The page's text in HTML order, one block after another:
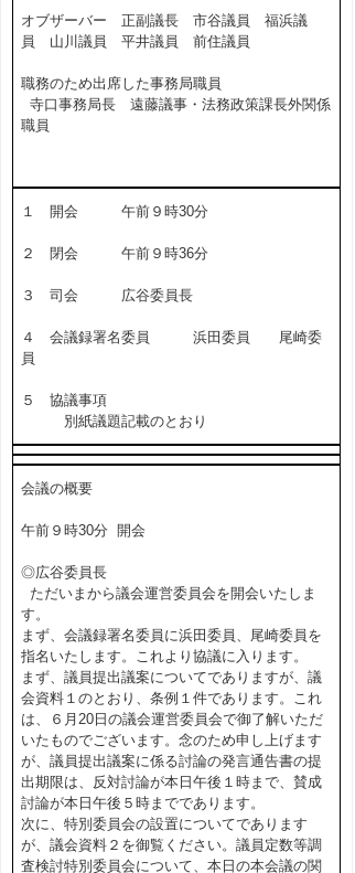
オブザーバー 正副議長 市谷議員 福浜議
員 山川議員 平井議員 前住議員
職務のため出席した事務局職員
寺口事務局長 遠藤議事・法務政策課長外関係
職員
１ 開会 午前９時30分
２ 閉会 午前９時36分
３ 司会 広谷委員長
４ 会議録署名委員 浜田委員 尾崎委
員
５ 協議事項
別紙議題記載のとおり
会議の概要
午前９時30分 開会
◎広谷委員長
ただいまから議会運営委員会を開会いたしま
す。
まず、会議録署名委員に浜田委員、尾崎委員を
指名いたします。これより協議に入ります。
まず、議員提出議案についてでありますが、議
会資料１のとおり、条例１件であります。これ
は、６月20日の議会運営委員会で御了解いただ
いたものでございます。念のため申し上げます
が、議員提出議案に係る討論の発言通告書の提
出期限は、反対討論が本日午後１時まで、賛成
討論が本日午後５時までであります。
次に、特別委員会の設置についてであります
が、議会資料２を御覧ください。議員定数等調
査検討特別委員会について、本日の本会議の関